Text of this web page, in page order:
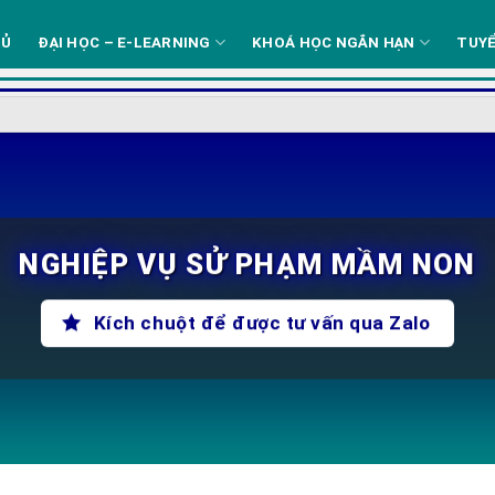
ĐẠI HỌC – E-LEARNING KHOÁ HỌC NGẮN HẠN
NGHIỆP VỤ SỬ PHẠM MẦM NON
Kích chuột để được tư vấn qua Zalo